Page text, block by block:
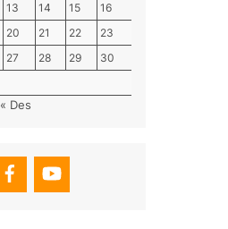
13 14 15
16
20 21 22
23
27 28 29
30
« Des